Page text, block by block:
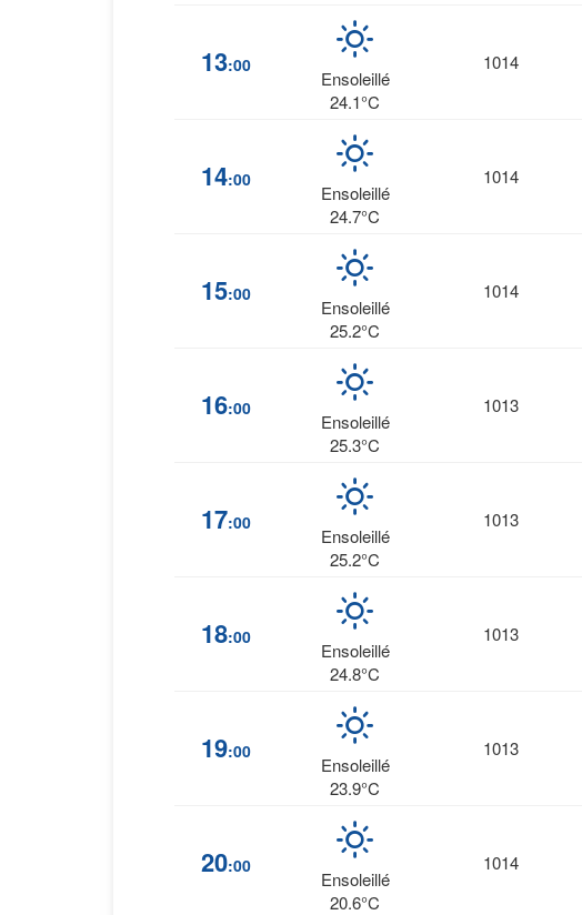
13:00
Ensoleillé
24.1°C
1014
14:00
Ensoleillé
24.7°C
1014
15:00
Ensoleillé
25.2°C
1014
16:00
Ensoleillé
25.3°C
1013
17:00
Ensoleillé
25.2°C
1013
18:00
Ensoleillé
24.8°C
1013
19:00
Ensoleillé
23.9°C
1013
20:00
Ensoleillé
20.6°C
1014